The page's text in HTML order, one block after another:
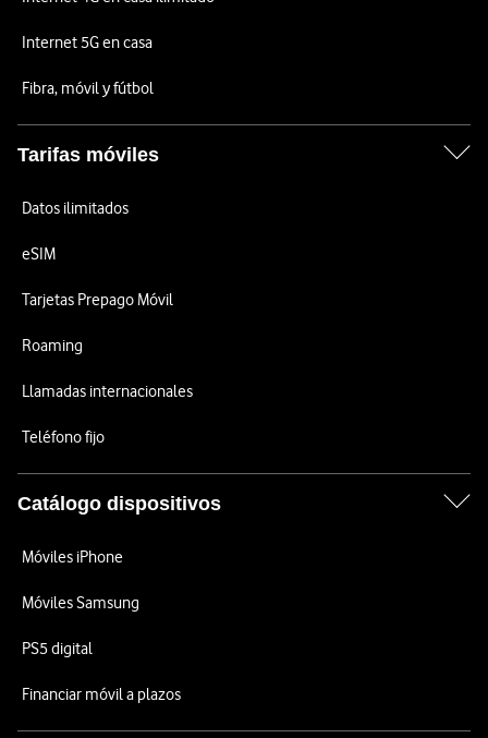
Internet 5G en casa
Fibra, móvil y fútbol
Tarifas móviles
Datos ilimitados
eSIM
Tarjetas Prepago Móvil
Roaming
Llamadas internacionales
Teléfono fijo
Catálogo dispositivos
Móviles iPhone
Móviles Samsung
PS5 digital
Financiar móvil a plazos